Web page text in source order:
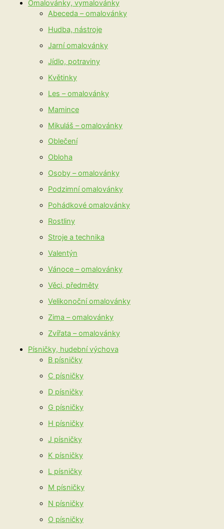
Omalovánky, vymalovánky
Abeceda – omalovánky
Hudba, nástroje
Jarní omalovánky
Jídlo, potraviny
Květinky
Les – omalovánky
Mamince
Mikuláš – omalovánky
Oblečení
Obloha
Osoby – omalovánky
Podzimní omalovánky
Pohádkové omalovánky
Rostliny
Stroje a technika
Valentýn
Vánoce – omalovánky
Věci, předměty
Velikonoční omalovánky
Zima – omalovánky
Zvířata – omalovánky
Písničky, hudební výchova
B písničky
C písničky
D písničky
G písničky
H písničky
J písničky
K písničky
L písničky
M písničky
N písničky
O písničky